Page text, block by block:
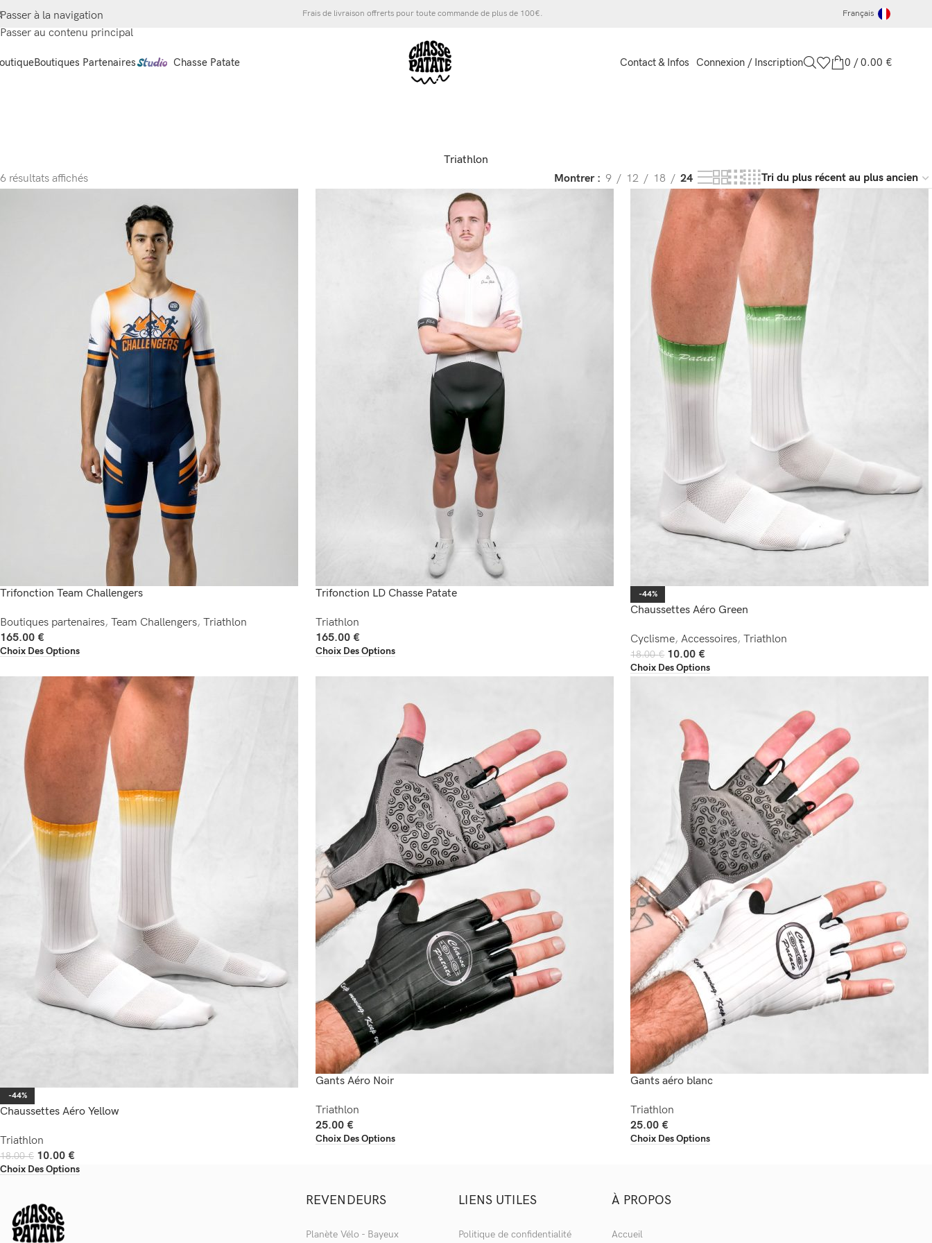
Passer à la navigation
Passer au contenu principal
Frais de livraison offrerts pour toute commande de plus de 100€. Français
Boutiques Partenaires Chasse Patate Contact & Infos Connexion / Inscription 0 / 0.00 €
Triathlon
6 résultats affichés
Montrer 9 12 18 24
Trifonction Team Challengers
Boutiques partenaires, Team Challengers, Triathlon
165.00 €
Choix Des Options
Trifonction LD Chasse Patate
Triathlon
165.00 €
Choix Des Options
-44%
Chaussettes Aéro Green
Cyclisme, Accessoires, Triathlon
18.00€ 10.00 €
Choix Des Options
-44%
Chaussettes Aéro Yellow
Triathlon
18.00€ 10.00 €
Choix Des Options
Gants Aéro Noir
Triathlon
25.00 €
Choix Des Options
Gants aéro blanc
Triathlon
25.00 €
Choix Des Options
REVENDEURS
Planète Vélo - Bayeux
LIENS UTILES
Politique de confidentialité
À PROPOS
Accueil